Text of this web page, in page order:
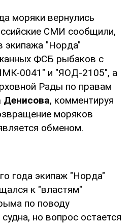
моряки вернулись
СМИ сообщили,
экипажа "Норда"
ФСБ рыбаков с
0041" и "ЯОД-2105", а
Рады по правам
, комментируя
моряков
обменом.
года экипаж "Норда"
к "властям"
по поводу
но вопрос остается